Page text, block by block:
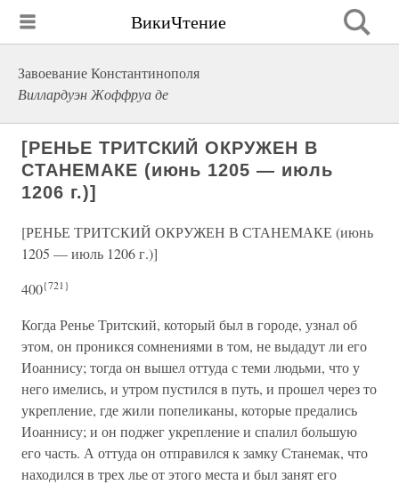
ВикиЧтение
Завоевание Константинополя
Виллардуэн Жоффруа де
[РЕНЬЕ ТРИТСКИЙ ОКРУЖЕН В
СТАНЕМАКЕ (июнь 1205 — июль
1206 г.)]
[РЕНЬЕ ТРИТСКИЙ ОКРУЖЕН В СТАНЕМАКЕ (июнь
1205 — июль 1206 г.)]
400{721}
Когда Ренье Тритский, который был в городе, узнал об
этом, он проникся сомнениями в том, не выдадут ли его
Иоаннису; тогда он вышел оттуда с теми людьми, что у
него имелись, и утром пустился в путь, и прошел через то
укрепление, где жили попеликаны, которые предались
Иоаннису; и он поджег укрепление и спалил большую
его часть. А оттуда он отправился к замку Станемак, что
находился в трех лье от этого места и был занят его